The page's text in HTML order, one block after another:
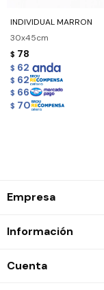
INDIVIDUAL MARRON
30x45cm
$ 78
$ 62
$ 62
$ 66
$ 70
Empresa
Información
Cuenta